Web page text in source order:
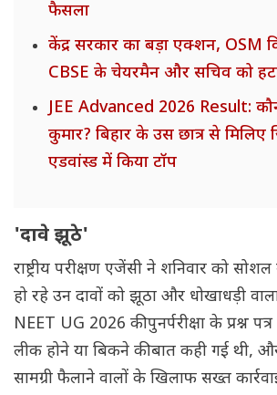
फैसला
केंद्र सरकार का बड़ा एक्शन, OSM
CBSE के चेयरमैन और सचिव को
JEE Advanced 2026 Result:
कुमार? बिहार के उस छात्र से
एडवांस्ड में किया टॉप
'दावे झूठे'
राष्ट्रीय परीक्षण एजेंसी ने शनिवार को सोशल
हो रहे उन दावों को झूठा और धोखाधड़ी
NEET UG 2026 की पुनर्परीक्षा के प्रश्न
लीक होने या बिकने की बात कही गई थी,
सामग्री फैलाने वालों के खिलाफ सख्त